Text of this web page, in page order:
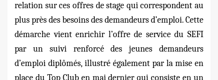
relation sur ces offres de stage qui correspondent au
plus près des besoins des demandeurs d’emploi. Cette
démarche vient enrichir l’offre de service du SEFI
par un suivi renforcé des jeunes demandeurs
d’emploi diplômés, illustré également par la mise en